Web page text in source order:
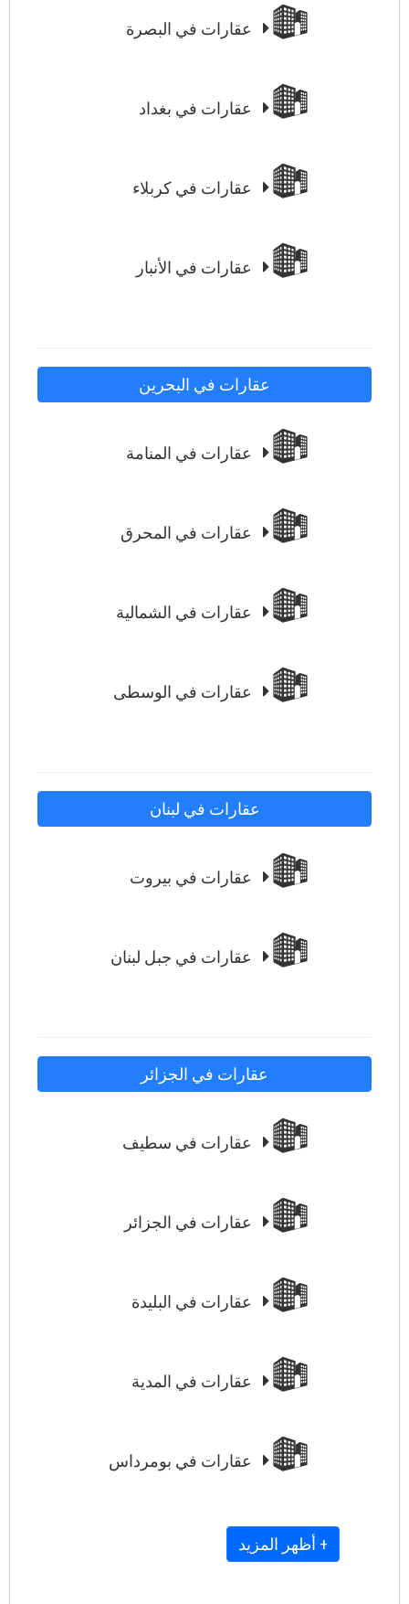
عقارات في البصرة
عقارات في بغداد
عقارات في كربلاء
عقارات في الأنبار
عقارات في البحرين
عقارات في المنامة
عقارات في المحرق
عقارات في الشمالية
عقارات في الوسطى
عقارات في لبنان
عقارات في بيروت
عقارات في جبل لبنان
عقارات في الجزائر
عقارات في سطيف
عقارات في الجزائر
عقارات في البليدة
عقارات في المدية
عقارات في بومرداس
+ أظهر المزيد